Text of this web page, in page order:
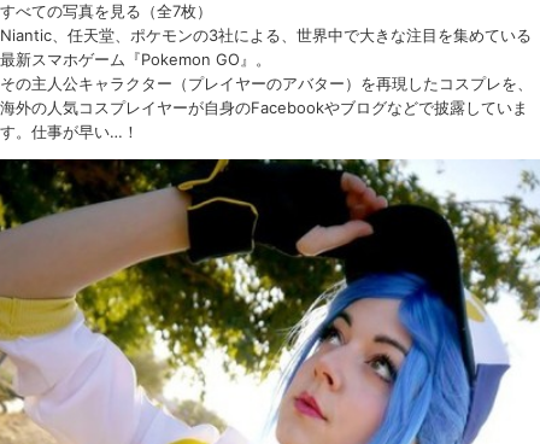
すべての写真を見る（全7枚）
Niantic、任天堂、ポケモンの3社による、世界中で大きな注目を集めている
最新スマホゲーム『Pokemon GO』。
その主人公キャラクター（プレイヤーのアバター）を再現したコスプレを、
海外の人気コスプレイヤーが自身のFacebookやブログなどで披露していま
す。仕事が早い…！